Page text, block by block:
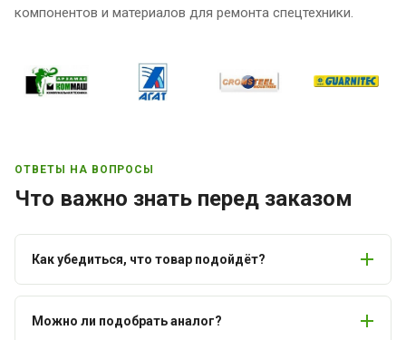
компонентов и материалов для ремонта спецтехники.
ОТВЕТЫ НА ВОПРОСЫ
Что важно знать перед заказом
Как убедиться, что товар подойдёт?
Можно ли подобрать аналог?